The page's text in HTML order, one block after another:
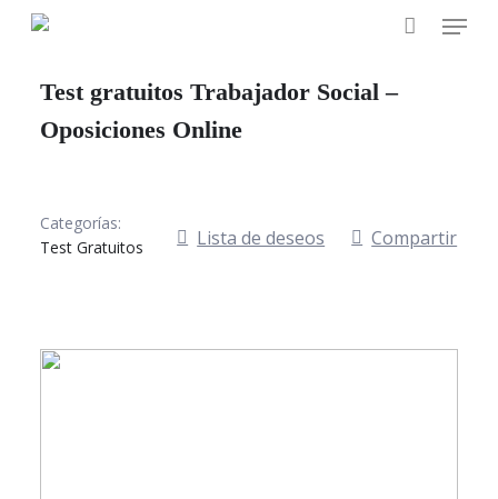
Skip
content
Menu
Test gratuitos Trabajador Social –
Oposiciones Online
Categorías:
Test Gratuitos
Lista de deseos Compartir